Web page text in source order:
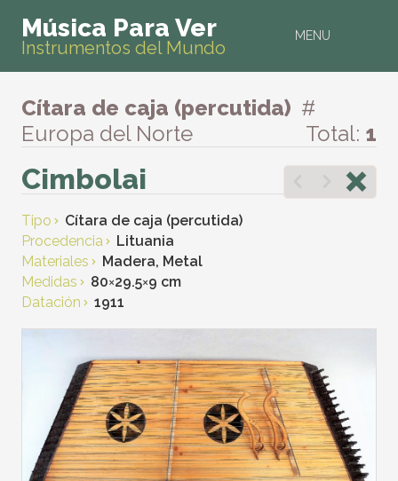
MENU
Música Para Ver
Instrumentos del Mundo
Cítara de caja (percutida) #
Europa del Norte
Total: 1
Cimbolai
Tipo
Cítara de caja (percutida)
Procedencia
Lituania
Materiales
Madera, Metal
Medidas
80×29.5×9 cm
Datación
1911